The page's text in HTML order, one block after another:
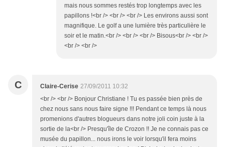
mais nous sommes restés trop longtemps avec les
papillons !<br /> <br /> <br /> Les environs aussi sont
magnifique. Le golf a une lumière très particulière le
soir et le matin.<br /> <br /> <br /> Bisous<br /> <br />
<br /> <br />
C Claire-Cerise 27/09/2011 10:32
<br /> <br /> Bonjour Christiane ! Tu es passée bien près de
chez nous sans nous faire signe !!! Pendant ce temps là nous
promenions d'autres blogueurs dans notre joli coin juste à la
sortie de la<br /> Presqu'île de Crozon !! Je ne connais pas ce
musée du papillon... nous irons le voir lorsqu'il fera moins